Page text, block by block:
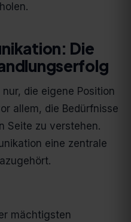
Die
die eigene Position
allem, die Bedürfnisse
Seite zu verstehen.
eine zentrale
mächtigsten